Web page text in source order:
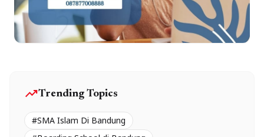
trending_upTrending Topics
#SMA Islam Di Bandung